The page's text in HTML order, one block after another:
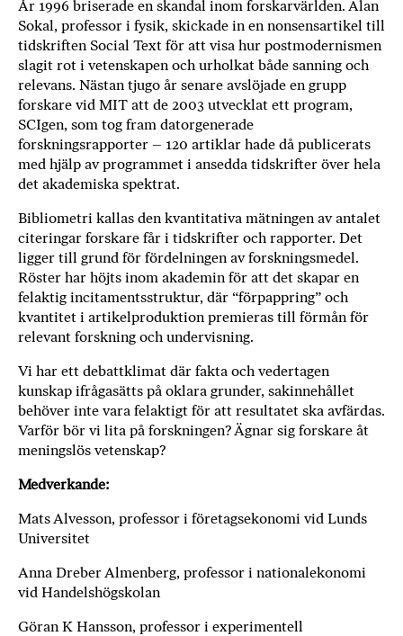
b
ö
c
k
e
r
o
n
n
e
h
s
F
i
T
a
n
År 1996 briserade en skandal inom forskarvärlden. Alan
Sokal, professor i fysik, skickade in en nonsensartikel till
tidskriften Social Text för att visa hur postmodernismen
slagit rot i vetenskapen och urholkat både sanning och
relevans. Nästan tjugo år senare avslöjade en grupp
forskare vid MIT att de 2003 utvecklat ett program,
SCIgen, som tog fram datorgenerade
forskningsrapporter – 120 artiklar hade då publicerats
med hjälp av programmet i ansedda tidskrifter över hela
det akademiska spektrat.
Bibliometri kallas den kvantitativa mätningen av antalet
citeringar forskare får i tidskrifter och rapporter. Det
ligger till grund för fördelningen av forskningsmedel.
Röster har höjts inom akademin för att det skapar en
felaktig incitamentsstruktur, där “förpappring” och
kvantitet i artikelproduktion premieras till förmån för
relevant forskning och undervisning.
Vi har ett debattklimat där fakta och vedertagen
kunskap ifrågasätts på oklara grunder, sakinnehållet
behöver inte vara felaktigt för att resultatet ska avfärdas.
Varför bör vi lita på forskningen? Ägnar sig forskare åt
meningslös vetenskap?
Medverkande:
Mats Alvesson, professor i företagsekonomi vid Lunds
Universitet
Anna Dreber Almenberg, professor i nationalekonomi
vid Handelshögskolan
Göran K Hansson, professor i experimentell